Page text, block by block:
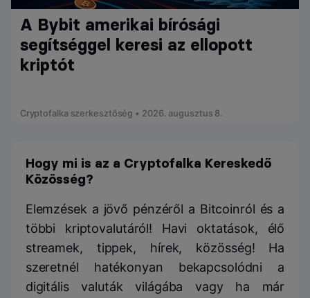
A Bybit amerikai bírósági
segítséggel keresi az ellopott
kriptót
Cryptofalka szerkesztőség • 2026. augusztus 8.
Hogy mi is az a Cryptofalka Kereskedő
Közösség?
Elemzések a jövő pénzéről a Bitcoinról és a
többi kriptovalutáról! Havi oktatások, élő
streamek, tippek, hírek, közösség! Ha
szeretnél hatékonyan bekapcsolódni a
digitális valuták világába vagy ha már